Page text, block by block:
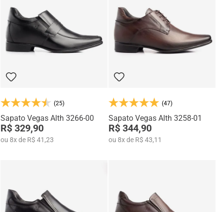
Na categoria Você + Alto, você encontra sapatos sociais, casuais,
mocassins e sapatênis com tecnologia de elevação interna,
desenvolvidos para garantir mais confiança, postura e estilo em
qualquer momento do dia.
(25)
Sapato Vegas Alth 3266-00
R$ 329,90
ou 8xde R$ 41,23
(47)
Sapato Vegas Alth 3258-01
R$ 344,90
ou 8xde R$ 43,11